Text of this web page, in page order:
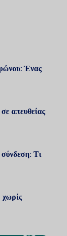
Ένας
απευθείας
Τι